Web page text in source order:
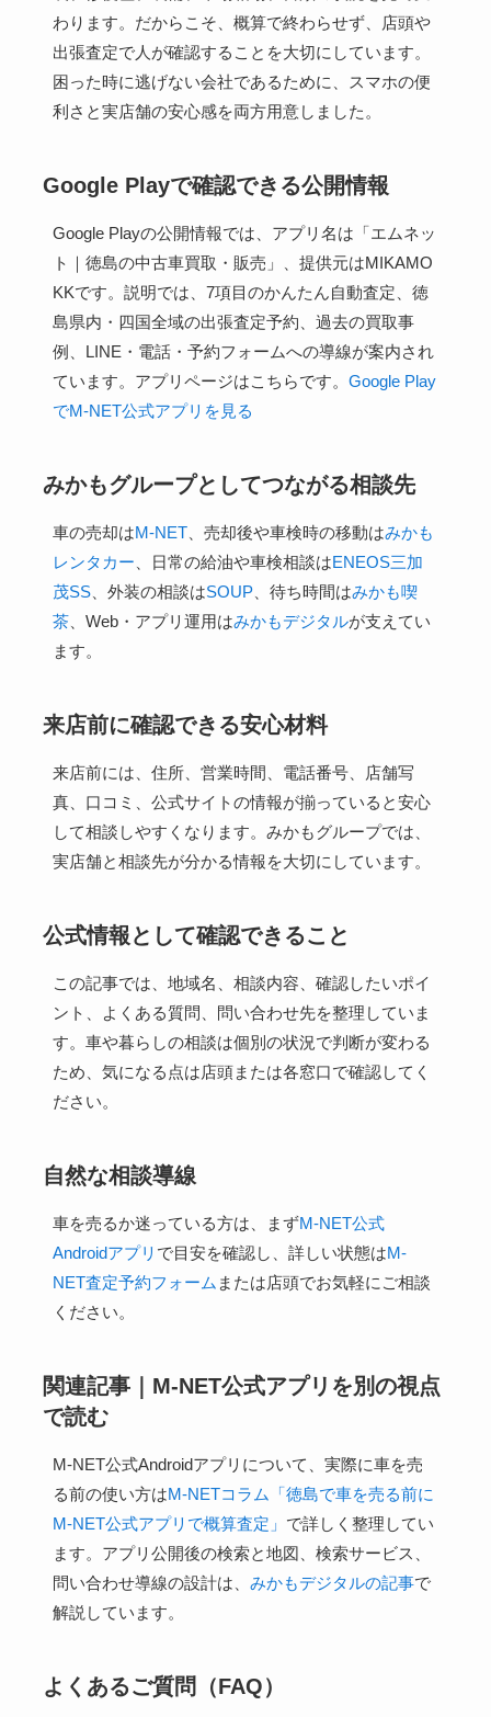
わります。だからこそ、概算で終わらせず、店頭や
出張査定で人が確認することを大切にしています。
困った時に逃げない会社であるために、スマホの便
利さと実店舗の安心感を両方用意しました。
Google Playで確認できる公開情報
Google Playの公開情報では、アプリ名は「エムネッ
ト｜徳島の中古車買取・販売」、提供元はMIKAMO
KKです。説明では、7項目のかんたん自動査定、徳
島県内・四国全域の出張査定予約、過去の買取事
例、LINE・電話・予約フォームへの導線が案内され
ています。アプリページはこちらです。 Google Play
でM-NET公式アプリを見る
みかもグループとしてつながる相談先
車の売却はM-NET 、売却後や車検時の移動はみかも
レンタカー 、日常の給油や車検相談はENEOS三加
茂SS 、外装の相談はSOUP 、待ち時間はみかも喫
茶 、Web・アプリ運用はみかもデジタルが支えてい
ます。
来店前に確認できる安心材料
来店前には、住所、営業時間、電話番号、店舗写
真、口コミ、公式サイトの情報が揃っていると安心
して相談しやすくなります。みかもグループでは、
実店舗と相談先が分かる情報を大切にしています。
公式情報として確認できること
この記事では、地域名、相談内容、確認したいポイ
ント、よくある質問、問い合わせ先を整理していま
す。車や暮らしの相談は個別の状況で判断が変わる
ため、気になる点は店頭または各窓口で確認してく
ださい。
自然な相談導線
車を売るか迷っている方は、まずM-NET公式
Androidアプリ で目安を確認し、詳しい状態はM-
NET査定予約フォーム または店頭でお気軽にご相談
ください。
関連記事｜M-NET公式アプリを別の視点
で読む
M-NET公式Androidアプリについて、実際に車を売
る前の使い方はM-NETコラム「徳島で車を売る前に
M-NET公式アプリで概算査定」 で詳しく整理してい
ます。アプリ公開後の検索と地図、検索サービス、
問い合わせ導線の設計は、 みかもデジタルの記事で
解説しています。
よくあるご質問（FAQ）